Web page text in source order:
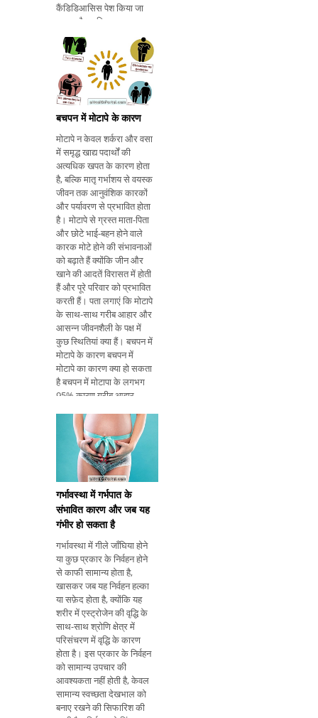
कैंडिडिआसिस पेश किया जा
सकता है। यदि बच्चा
संक्रमित है, तो इसमें मुंह के
अंदर सफ़ेद पट्टियां हो सकती
हैं, मौखिक कैंडिडिआसिस,
जिन्हें "थ्रश" कह
बचपन में मोटापे के कारण
मोटापे न केवल शर्करा और वसा
में समृद्ध खाद्य पदार्थों की
अत्यधिक खपत के कारण होता
है, बल्कि मातृ गर्भाशय से वयस्क
जीवन तक आनुवंशिक कारकों
और पर्यावरण से प्रभावित होता
है। मोटापे से ग्रस्त माता-पिता
और छोटे भाई-बहन होने वाले
कारक मोटे होने की संभावनाओं
को बढ़ाते हैं क्योंकि जीन और
खाने की आदतें विरासत में होती
हैं और पूरे परिवार को प्रभावित
करती हैं। पता लगाएं कि मोटापे
के साथ-साथ गरीब आहार और
आसन्न जीवनशैली के पक्ष में
कुछ स्थितियां क्या हैं। बचपन में
मोटापे के कारण बचपन में
मोटापे का कारण क्या हो सकता
है बचपन में मोटापा के लगभग
95% कारण गरीब आहार,
की आदतों से संबंधित है
गर्भावस्था में गर्भपात के
संभावित कारण और जब यह
गंभीर हो सकता है
गर्भावस्था में गीले जाँघिया होने
या कुछ प्रकार के निर्वहन होने
से काफी सामान्य होता है,
खासकर जब यह निर्वहन हल्का
या सफ़ेद होता है, क्योंकि यह
शरीर में एस्ट्रोजेन की वृद्धि के
साथ-साथ श्रोणि क्षेत्र में
परिसंचरण में वृद्धि के कारण
होता है। इस प्रकार के निर्वहन
को सामान्य उपचार की
आवश्यकता नहीं होती है, केवल
सामान्य स्वच्छता देखभाल को
बनाए रखने की सिफारिश की